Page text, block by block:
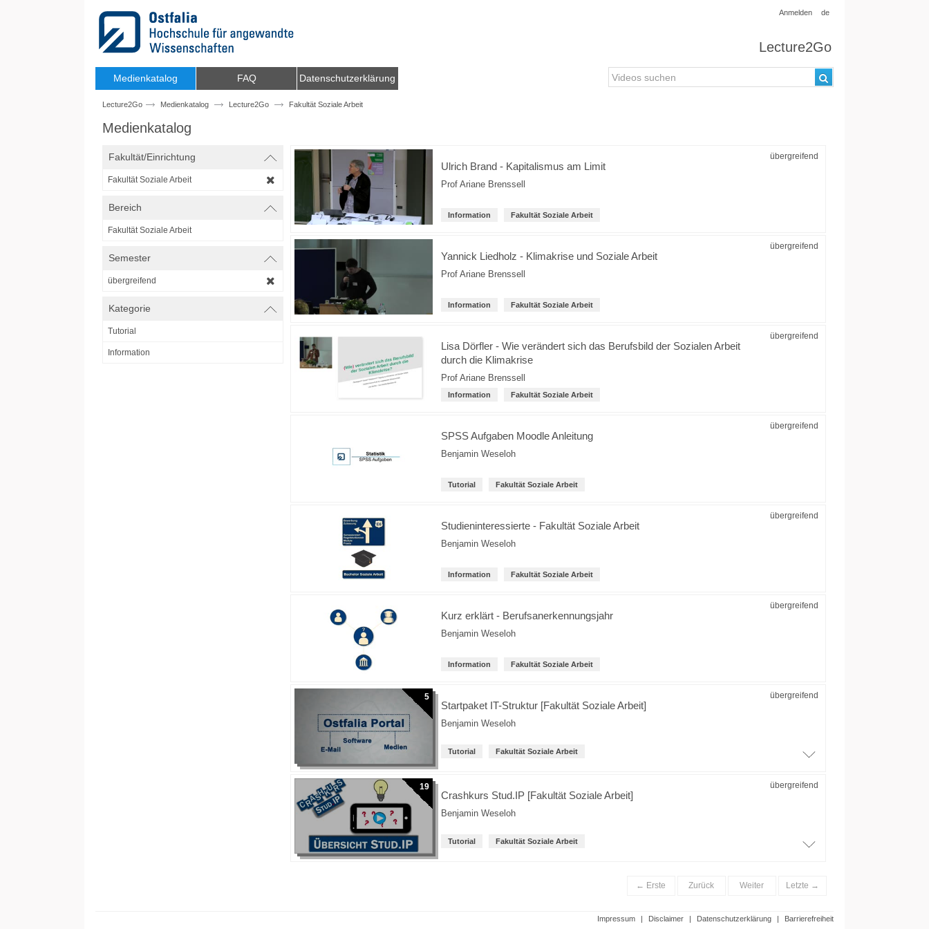
Anmelden de
Lecture2Go
Medienkatalog FAQ Datenschutzerklärung
Lecture2Go Medienkatalog Lecture2Go Fakultät Soziale Arbeit
Medienkatalog
Fakultät/Einrichtung
Fakultät Soziale Arbeit
Bereich
Fakultät Soziale Arbeit
Semester
übergreifend
Kategorie
Tutorial
Information
übergreifend
Ulrich Brand - Kapitalismus am Limit
Prof Ariane Brenssell
Information Fakultät Soziale Arbeit
übergreifend
Yannick Liedholz - Klimakrise und Soziale Arbeit
Prof Ariane Brenssell
Information Fakultät Soziale Arbeit
übergreifend
Lisa Dörfler - Wie verändert sich das Berufsbild der Sozialen Arbeit
durch die Klimakrise
Prof Ariane Brenssell
Information Fakultät Soziale Arbeit
übergreifend
SPSS Aufgaben Moodle Anleitung
Benjamin Weseloh
Tutorial Fakultät Soziale Arbeit
übergreifend
Studieninteressierte - Fakultät Soziale Arbeit
Benjamin Weseloh
Information Fakultät Soziale Arbeit
übergreifend
Kurz erklärt - Berufsanerkennungsjahr
Benjamin Weseloh
Information Fakultät Soziale Arbeit
5 übergreifend
Startpaket IT-Struktur [Fakultät Soziale Arbeit]
Benjamin Weseloh
Tutorial Fakultät Soziale Arbeit
19 übergreifend
Crashkurs Stud.IP [Fakultät Soziale Arbeit]
Benjamin Weseloh
Tutorial Fakultät Soziale Arbeit
← Erste Zurück Weiter Letzte →
Impressum | Disclaimer | Datenschutzerklärung | Barrierefreiheit